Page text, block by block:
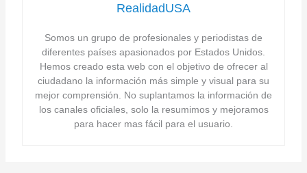
RealidadUSA
Somos un grupo de profesionales y periodistas de
diferentes países apasionados por Estados Unidos.
Hemos creado esta web con el objetivo de ofrecer al
ciudadano la información más simple y visual para su
mejor comprensión. No suplantamos la información de
los canales oficiales, solo la resumimos y mejoramos
para hacer mas fácil para el usuario.